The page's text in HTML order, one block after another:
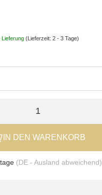
(Lieferzeit: 2 - 3 Tage)
IN DEN WARENKORB
(DE - Ausland abweichend)